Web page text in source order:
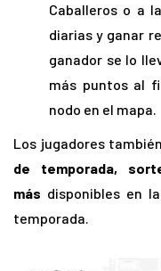
Caballeros o a
diarias y ganar
ganador se lo
más puntos al
nodo en el mapa.
Los jugadores
de temporada,
más disponibles en
temporada.